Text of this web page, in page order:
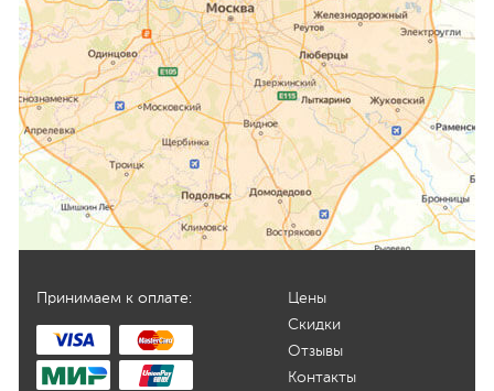
Принимаем к оплате:
Цены
Скидки
Отзывы
Контакты